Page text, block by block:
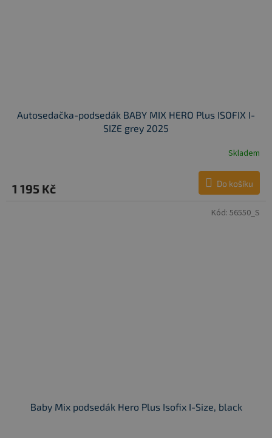
Autosedačka-podsedák BABY MIX HERO Plus ISOFIX I-
SIZE grey 2025
Skladem
1 195 Kč Do košíku
Baby Mix podsedák Hero Plus Isofix I-Size, black
Kód: 56550_S